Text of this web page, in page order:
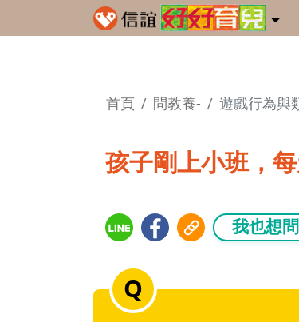
首頁 問教養- 遊戲行為與
孩子剛上小班，
我也想問